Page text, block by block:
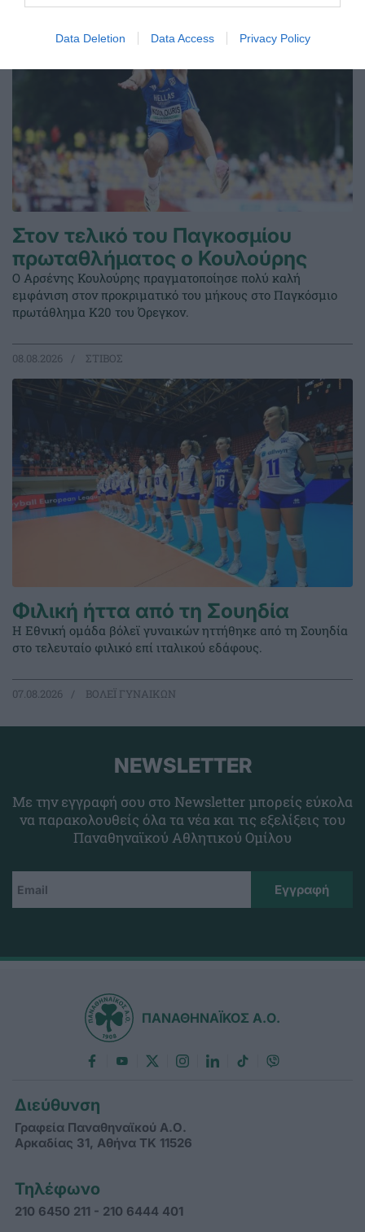
Data Deletion Data Access Privacy Policy
Στον τελικό του Παγκοσμίου
πρωταθλήματος ο Κουλούρης
Ο Αρσένης Κουλούρης πραγματοποίησε πολύ καλή
εμφάνιση στον προκριματικό του μήκους στο Παγκόσμιο
πρωτάθλημα Κ20 του Όρεγκον.
08.08.2026 ΣΤΙΒΟΣ
Φιλική ήττα από τη Σουηδία
Η Εθνική ομάδα βόλεϊ γυναικών ηττήθηκε από τη Σουηδία
στο τελευταίο φιλικό επί ιταλικού εδάφους.
07.08.2026 ΒΟΛΕΪ ΓΥΝΑΙΚΩΝ
NEWSLETTER
Με την εγγραφή σου στο Newsletter μπορείς εύκολα
να παρακολουθείς όλα τα νέα και τις εξελίξεις του
Παναθηναϊκού Αθλητικού Ομίλου
ΠΑΝΑΘΗΝΑΪΚΟΣ Α.Ο.
Διεύθυνση
Γραφεία Παναθηναϊκού Α.Ο.
Αρκαδίας 31, Αθήνα ΤΚ 11526
Τηλέφωνο
210 6450 211 - 210 6444 401